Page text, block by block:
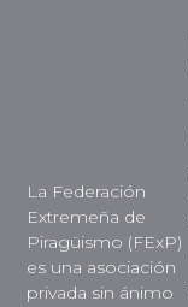
La Federación
Extremeña de
Piragüismo (FExP)
es una asociación
privada sin ánimo